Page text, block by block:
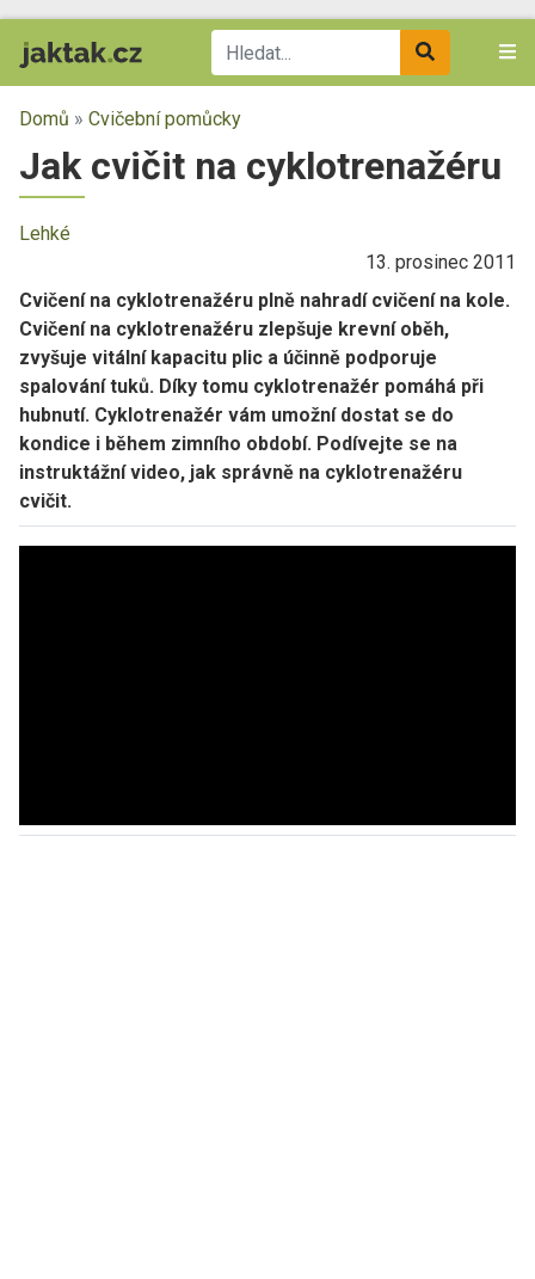
Domů » Cvičební pomůcky
Jak cvičit na cyklotrenažéru
Lehké
13. prosinec 2011
Cvičení na cyklotrenažéru plně nahradí cvičení na kole.
Cvičení na cyklotrenažéru zlepšuje krevní oběh,
zvyšuje vitální kapacitu plic a účinně podporuje
spalování tuků. Díky tomu cyklotrenažér pomáhá při
hubnutí. Cyklotrenažér vám umožní dostat se do
kondice i během zimního období. Podívejte se na
instruktážní video, jak správně na cyklotrenažéru
cvičit.